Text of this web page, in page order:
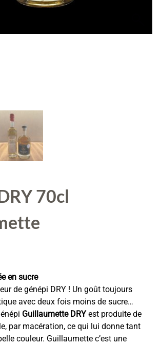
70cl
en sucre
de génépi DRY ! Un goût toujours
avec deux fois moins de sucre…
Guillaumette DRYest produite de
par macération, ce qui lui donne tant
couleur. Guillaumette c’est une